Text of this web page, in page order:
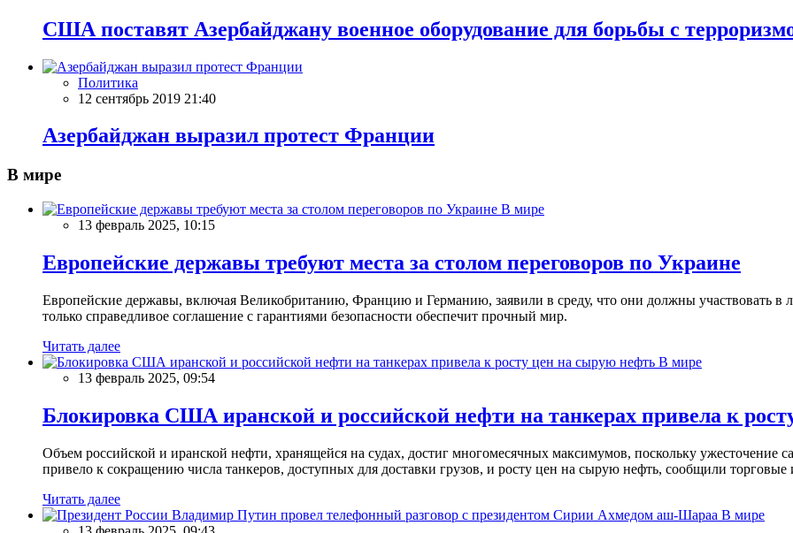
США поставят Азербайджану военное оборудование для борьбы с
Политика
12 сентябрь 2019 21:40
Азербайджан выразил протест Франции
В мире
В мире
13 февраль 2025, 10:15
Европейские державы требуют места за столом переговоров по Украине
Европейские державы, включая Великобританию, Францию и Германию, заявили в среду, что они должны участвовать в
только справедливое соглашение с гарантиями безопасности обеспечит прочный мир.
Читать далее
В мире
13 февраль 2025, 09:54
Блокировка США иранской и российской нефти на танкерах привела к
Объем российской и иранской нефти, хранящейся на судах, достиг многомесячных максимумов, поскольку
привело к сокращению числа танкеров, доступных для доставки грузов, и росту цен на сырую нефть, сообщили
Читать далее
В мире